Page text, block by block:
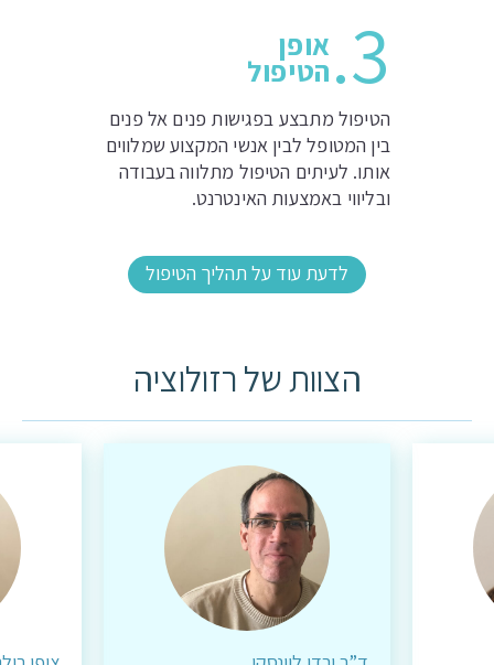
3. אופן
הטיפול
הטיפול מתבצע בפגישות פנים אל פנים
בין המטופל לבין אנשי המקצוע שמלווים
אותו. לעיתים הטיפול מתלווה בעבודה
ובליווי באמצעות האינטרנט.
לדעת עוד על תהליך הטיפול
הצוות של רזולוציה